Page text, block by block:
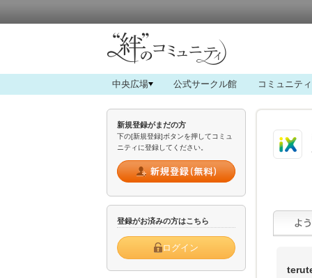
中央広場 公式サークル館 コミュニテ
新規登録がまだの方
下の[新規登録]ボタンを押してコミュ
ニティに登録してください。
登録がお済みの方はこちら
ログイン